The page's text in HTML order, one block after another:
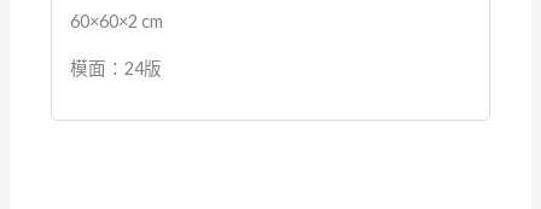
60×60×2 cm
模面：24版